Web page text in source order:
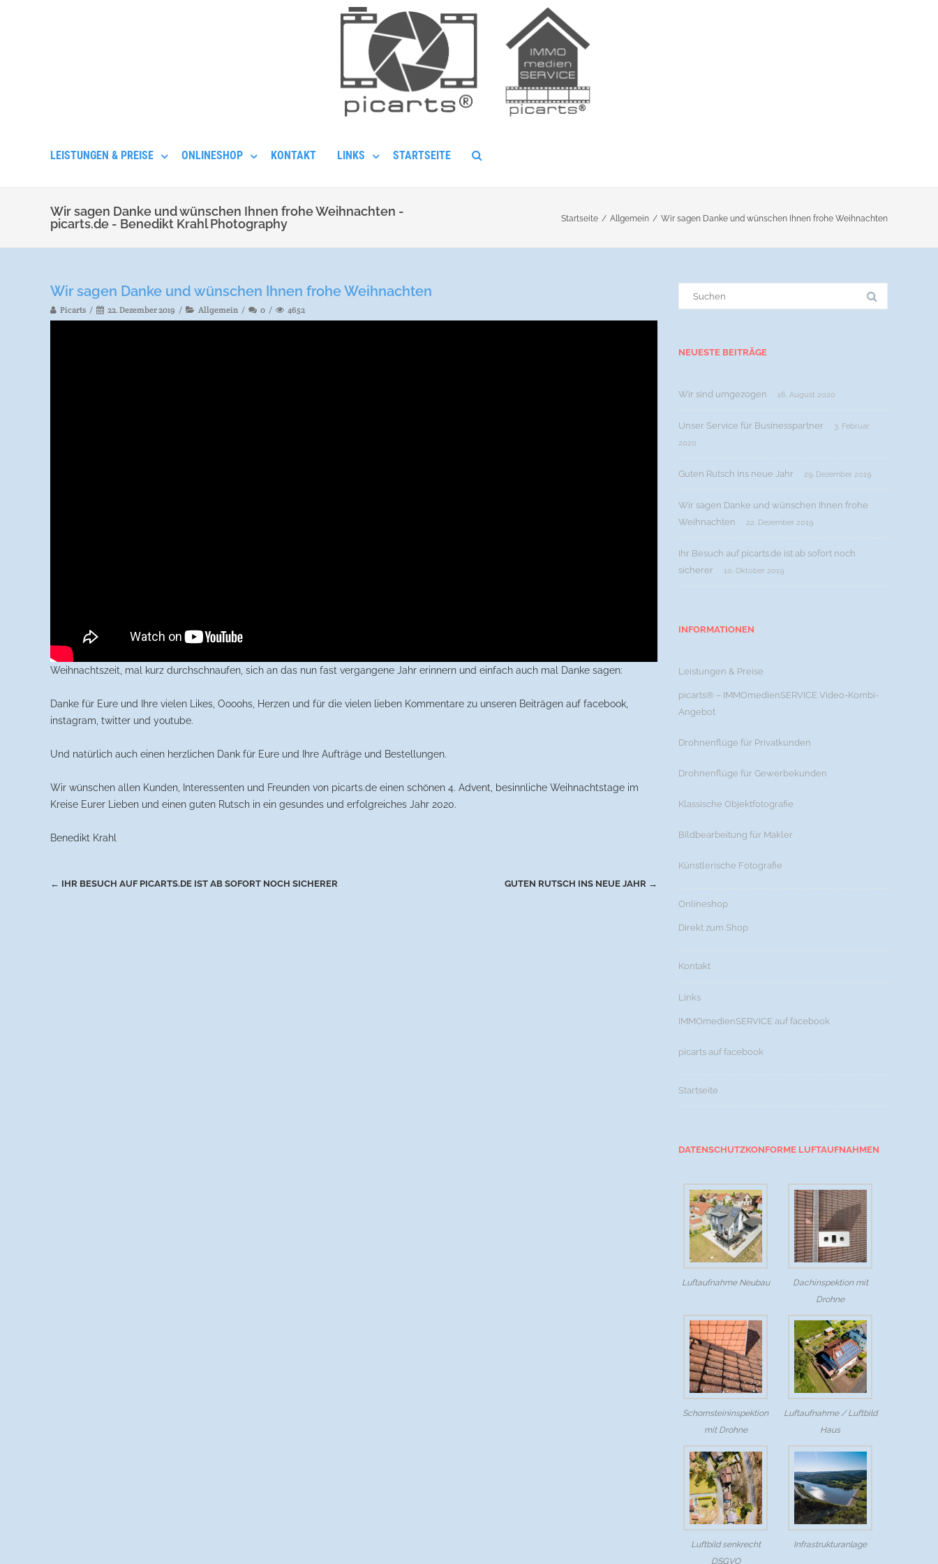
LEISTUNGEN & PREISE ONLINESHOP KONTAKT LINKS STARTSEITE
Wir sagen Danke und wünschen Ihnen frohe Weihnachten -
picarts.de - Benedikt Krahl Photography
Startseite / Allgemein / Wir sagen Danke und wünschen Ihnen frohe Weihnachten
Wir sagen Danke und wünschen Ihnen frohe Weihnachten
Picarts 22. Dezember 2019 Allgemein 0 4652
Weihnachtszeit, mal kurz durchschnaufen, sich an das nun fast vergangene Jahr erinnern und einfach auch mal Danke sagen:
Danke für Eure und Ihre vielen Likes, Oooohs, Herzen und für die vielen lieben Kommentare zu unseren Beiträgen auf facebook,
instagram, twitter und youtube.
Und natürlich auch einen herzlichen Dank für Eure und Ihre Aufträge und Bestellungen.
Wir wünschen allen Kunden, Interessenten und Freunden von picarts.de einen schönen 4. Advent, besinnliche Weihnachtstage im
Kreise Eurer Lieben und einen guten Rutsch in ein gesundes und erfolgreiches Jahr 2020.
Benedikt Krahl
Beitragsnavigation
← IHR BESUCH AUF PICARTS.DE IST AB SOFORT NOCH SICHERER GUTEN RUTSCH INS NEUE JAHR →
nach:
NEUESTE BEITRÄGE
Wir sind umgezogen 16. August 2020
Unser Service für Businesspartner
3. Februar
2020
Guten Rutsch ins neue Jahr 29. Dezember 2019
Wir sagen Danke und wünschen Ihnen frohe
Weihnachten
22. Dezember 2019
Ihr Besuch auf picarts.de ist ab sofort noch
sicherer
10. Oktober 2019
INFORMATIONEN
Leistungen & Preise
picarts® – IMMOmedienSERVICE Video-Kombi-
Angebot
Drohnenflüge für Privatkunden
Drohnenflüge für Gewerbekunden
Klassische Objektfotografie
Bildbearbeitung für Makler
Künstlerische Fotografie
Onlineshop
Direkt zum Shop
Kontakt
Links
IMMOmedienSERVICE auf facebook
picarts auf facebook
Startseite
DATENSCHUTZKONFORME LUFTAUFNAHMEN
Luftaufnahme Neubau
Dachinspektion mit
Drohne
Schornsteininspektion
mit Drohne
Luftaufnahme / Luftbild
Haus
Luftbild senkrecht
DSGVO
Infrastrukturanlage